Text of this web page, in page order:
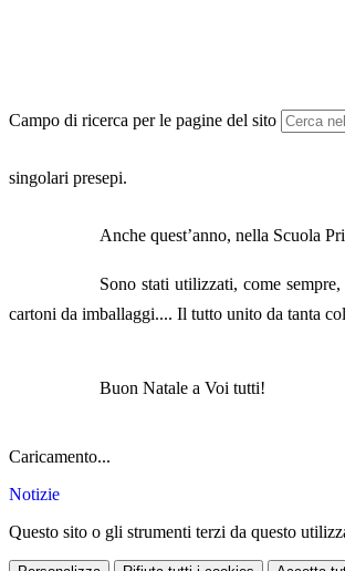
Campo di ricerca per le pagine del sito
singolari presepi.
Anche quest’anno, nella Scuola
Sono stati utilizzati, come
cartoni da imballaggi.... Il tutto unito da tanta
Buon Natale a Voi tutti!
Caricamento...
Notizie
Questo sito o gli strumenti terzi da questo